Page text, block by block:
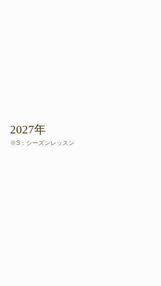
2027年
​※S：シーズンレッスン